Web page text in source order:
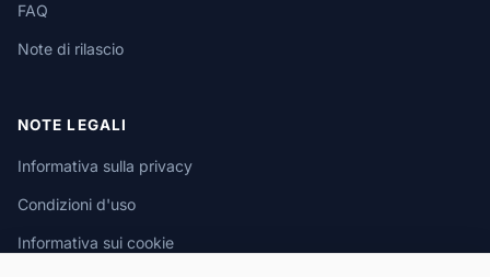
FAQ
Note di rilascio
NOTE LEGALI
Informativa sulla privacy
Condizioni d'uso
Informativa sui cookie